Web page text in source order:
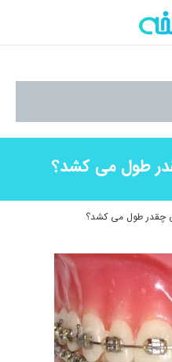
طول می کشد؟
چقدر طول می کشد؟